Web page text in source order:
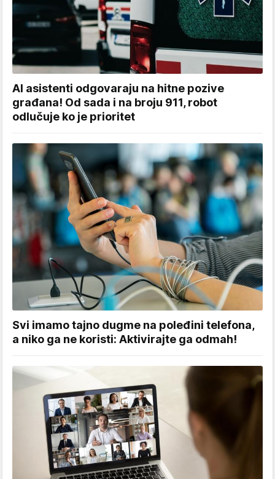
AI asistenti odgovaraju na hitne pozive
građana! Od sada i na broju 911, robot
odlučuje ko je prioritet
Svi imamo tajno dugme na poleđini telefona,
a niko ga ne koristi: Aktivirajte ga odmah!